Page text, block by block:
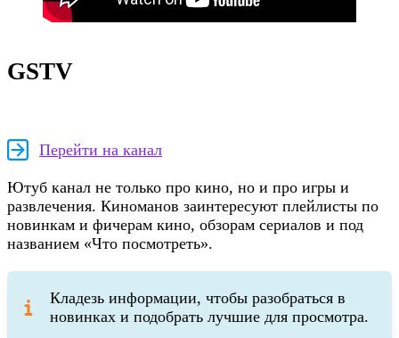
GSTV
Перейти на канал
Ютуб канал не только про кино, но и про игры и
развлечения. Киноманов заинтересуют плейлисты по
новинкам и фичерам кино, обзорам сериалов и под
названием «Что посмотреть».
Кладезь информации, чтобы разобраться в
новинках и подобрать лучшие для просмотра.